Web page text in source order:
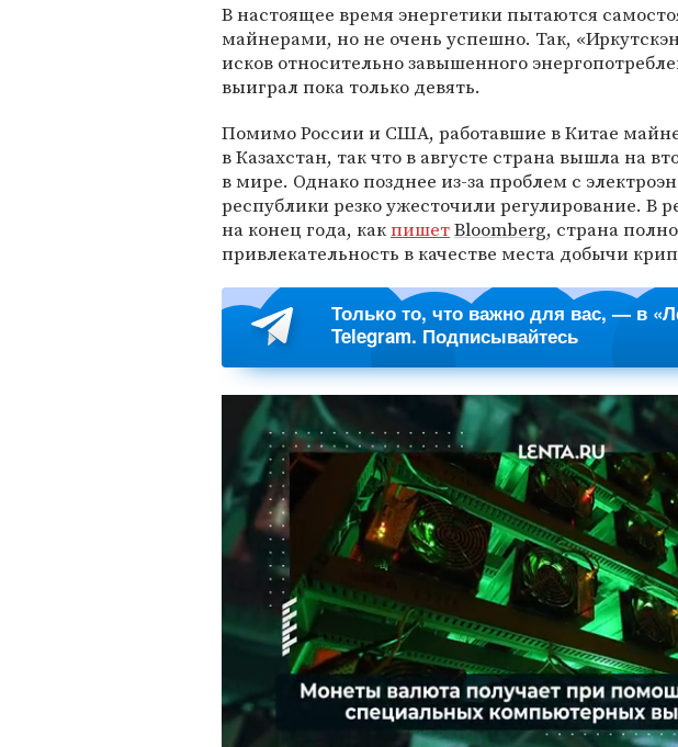
В настоящее время энергетики пытаются
майнерами, но не очень успешно. Так,
исков относительно завышенного
выиграл пока только девять.
Помимо России и США, работавшие в Китае
в Казахстан, так что в августе страна вышла на
в мире. Однако позднее из-за проблем с
республики резко ужесточили регулирование. В
на конец года, какпишетBloomberg, страна
привлекательность в качестве места добычи
Только то, что важно для вас, — в
Telegram. Подписывайтесь